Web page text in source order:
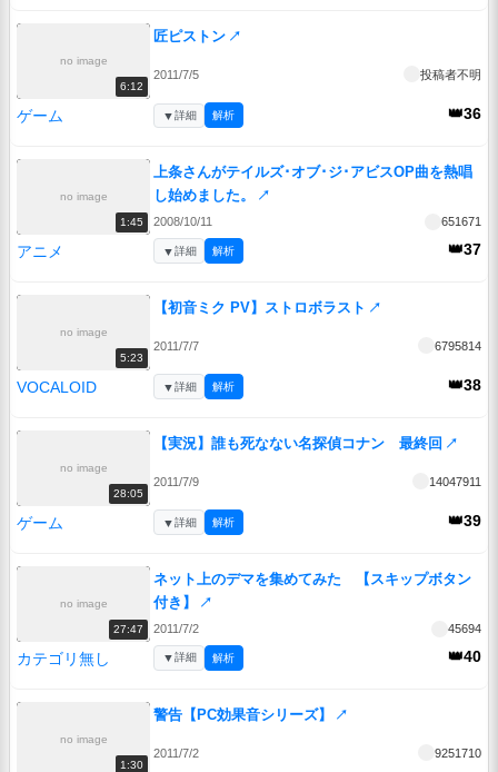
no image
6:12
匠ピストン ↗
2011/7/5 投稿者不明
ゲーム 👑36
▼詳細 解析
no image
1:45
上条さんがテイルズ･オブ･ジ･アビスOP曲を熱唱
し始めました。
↗
2008/10/11 651671
アニメ 👑37
▼詳細 解析
no image
5:23
【初音ミク PV】ストロボラスト ↗
2011/7/7 6795814
VOCALOID 👑38
▼詳細 解析
no image
28:05
【実況】誰も死なない名探偵コナン 最終回 ↗
2011/7/9 14047911
ゲーム 👑39
▼詳細 解析
no image
27:47
ネット上のデマを集めてみた 【スキップボタン
付き】
↗
2011/7/2 45694
カテゴリ無し 👑40
▼詳細 解析
no image
1:30
警告【PC効果音シリーズ】 ↗
2011/7/2 9251710